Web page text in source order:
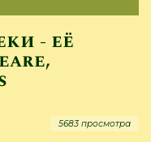
- её
5683 просмотра